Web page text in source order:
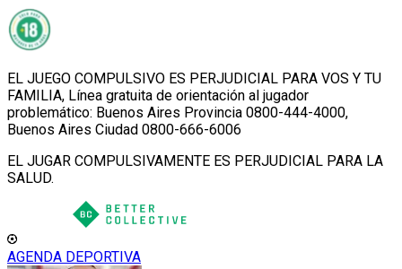
EL JUEGO COMPULSIVO ES PERJUDICIAL PARA VOS Y TU
FAMILIA, Línea gratuita de orientación al jugador
problemático: Buenos Aires Provincia 0800-444-4000,
Buenos Aires Ciudad 0800-666-6006
EL JUGAR COMPULSIVAMENTE ES PERJUDICIAL PARA LA
SALUD.
AGENDA DEPORTIVA